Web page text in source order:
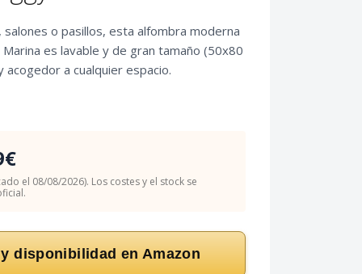
o pasillos, esta alfombra moderna
es lavable y de gran tamaño (50x80
acogedor a cualquier espacio.
el 08/08/2026). Los costes y el stock se
disponibilidad en Amazon